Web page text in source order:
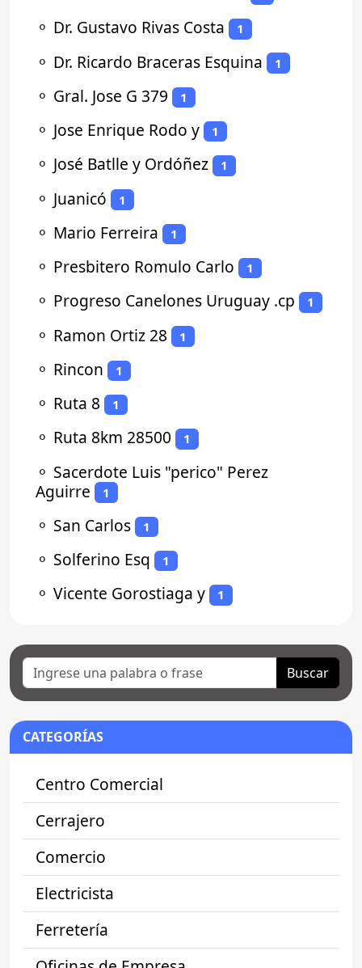
⚬ Dr. Gustavo Rivas Costa 1
⚬ Dr. Ricardo Braceras Esquina 1
⚬ Gral. Jose G 379 1
⚬ Jose Enrique Rodo y 1
⚬ José Batlle y Ordóñez 1
⚬ Juanicó 1
⚬ Mario Ferreira 1
⚬ Presbitero Romulo Carlo 1
⚬ Progreso Canelones Uruguay .cp 1
⚬ Ramon Ortiz 28 1
⚬ Rincon 1
⚬ Ruta 8 1
⚬ Ruta 8km 28500 1
⚬ Sacerdote Luis "perico" Perez
Aguirre
1
⚬ San Carlos 1
⚬ Solferino Esq 1
⚬ Vicente Gorostiaga y 1
Buscar
CATEGORÍAS
Centro Comercial
Cerrajero
Comercio
Electricista
Ferretería